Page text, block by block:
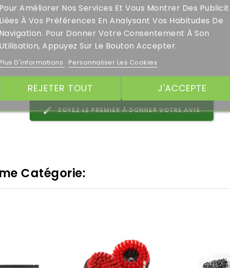
SOYEZ LE PREMIER À DONNER VOTRE AVIS
Catégorie:
Pour Améliorer Nos Services Et Vous Montrer Des
Liées À Vos Préférences En Analysant Vos Habitudes De
Navigation. Pour Donner Votre Consentement À Son
Utilisation, Appuyez Sur Le Bouton Accepter.
Plus D'informations Personnaliser Les Cookies
REJETER TOUT J'ACCEPTE